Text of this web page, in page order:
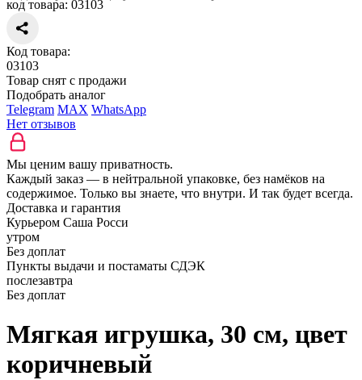
код товара: 03103
Код товара:
03103
Товар снят с продажи
Подобрать аналог
Telegram MAX WhatsApp
Нет отзывов
Мы ценим вашу приватность.
Каждый заказ — в нейтральной упаковке, без намёков на
содержимое. Только вы знаете, что внутри. И так будет всегда.
Доставка и гарантия
Курьером Саша Росси
утром
Без доплат
Пункты выдачи и постаматы СДЭК
послезавтра
Без доплат
Мягкая игрушка, 30 см, цвет
коричневый